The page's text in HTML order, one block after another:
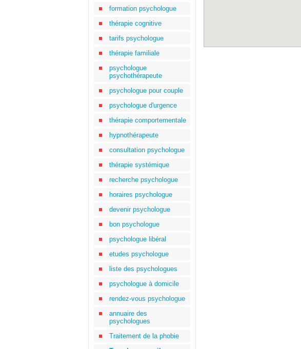
formation psychologue
thérapie cognitive
tarifs psychologue
thérapie familiale
psychologue
psychothérapeute
psychologue pour couple
psychologue d'urgence
thérapie comportementale
hypnothérapeute
consultation psychologue
thérapie systémique
recherche psychologue
horaires psychologue
devenir psychologue
bon psychologue
psychologue libéral
etudes psychologue
liste des psychologues
psychologue à domicile
rendez-vous psychologue
annuaire des
psychologues
Traitement de la phobie